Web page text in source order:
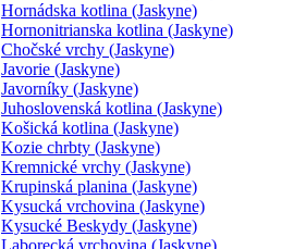
Hornádska kotlina (Jaskyne)
Hornonitrianska kotlina (Jaskyne)
Chočské vrchy (Jaskyne)
Javorie (Jaskyne)
Javorníky (Jaskyne)
Juhoslovenská kotlina (Jaskyne)
Košická kotlina (Jaskyne)
Kozie chrbty (Jaskyne)
Kremnické vrchy (Jaskyne)
Krupinská planina (Jaskyne)
Kysucká vrchovina (Jaskyne)
Kysucké Beskydy (Jaskyne)
Laborecká vrchovina (Jaskyne)